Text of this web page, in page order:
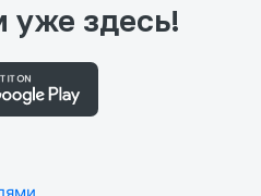
уже здесь!